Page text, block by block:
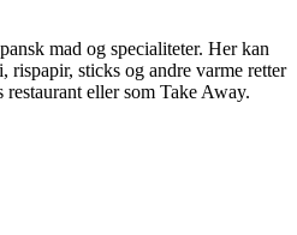
mad og specialiteter. Her kan
rispapir, sticks og andre varme retter
eller som Take Away.